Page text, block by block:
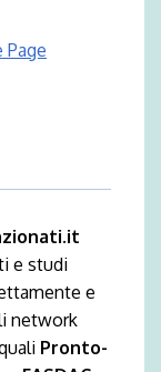
e studi
e
network
Pronto-